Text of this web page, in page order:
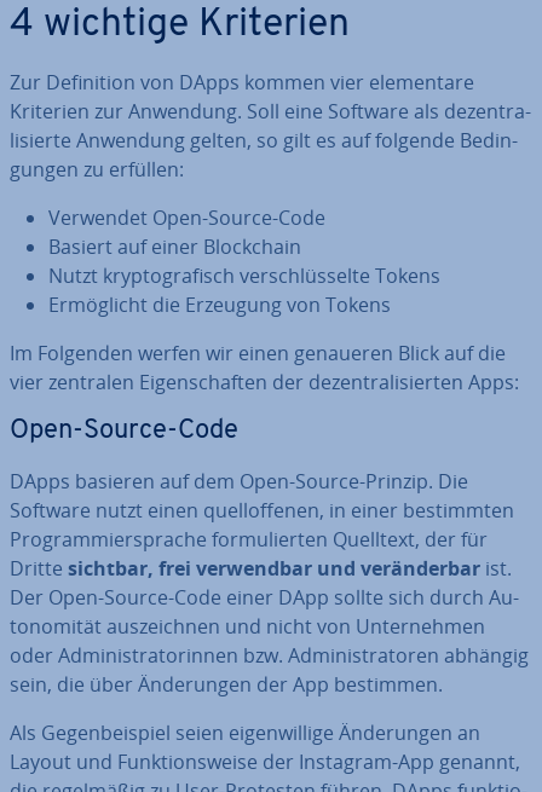
4 wichtige Kriterien
Zur De­fi­ni­ti­on von DApps kommen vier ele­men­ta­re
Kriterien zur Anwendung. Soll eine Software als de­zen­tra­
li­sier­te Anwendung gelten, so gilt es auf folgende Be­din­
gun­gen zu erfüllen:
Verwendet Open-Source-Code
Basiert auf einer Block­chain
Nutzt kryp­to­gra­fisch ver­schlüs­sel­te Tokens
Er­mög­licht die Erzeugung von Tokens
Im Folgenden werfen wir einen genaueren Blick auf die
vier zentralen Ei­gen­schaf­ten der de­zen­tra­li­sier­ten Apps:
Open-Source-Code
DApps basieren auf dem Open-Source-Prinzip. Die
Software nutzt einen quell­of­fe­nen, in einer be­stimm­ten
Pro­gram­mier­spra­che for­mu­lier­ten Quelltext, der für
Dritte sichtbar, frei ver­wend­bar und ver­än­der­bar ist.
Der Open-Source-Code einer DApp sollte sich durch Au­
to­no­mi­tät aus­zeich­nen und nicht von Un­ter­neh­men
oder Ad­mi­nis­tra­to­rin­nen bzw. Ad­mi­nis­tra­to­ren abhängig
sein, die über Än­de­run­gen der App bestimmen.
Als Ge­gen­bei­spiel seien ei­gen­wil­li­ge Än­de­run­gen an
Layout und Funk­ti­ons­wei­se der Instagram-App genannt,